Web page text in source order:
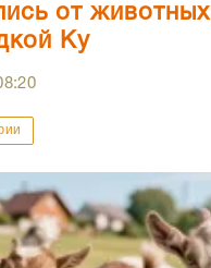
от животных
Ку